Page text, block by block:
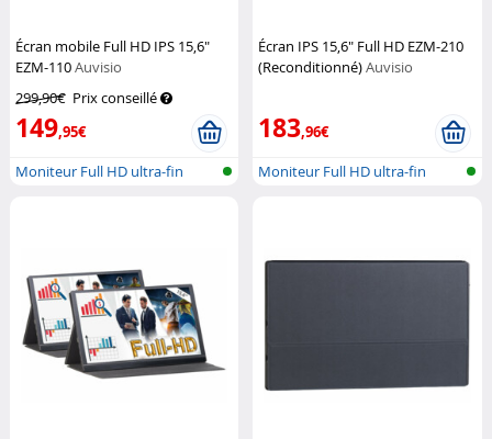
Écran mobile Full HD IPS 15,6"
EZM-110Auvisio
299,90€ Prix conseillé
149,95€
Moniteur Full HD ultra-fin
Écran IPS 15,6" Full HD EZM-210
(Reconditionné)Auvisio
183,96€
Moniteur Full HD ultra-fin